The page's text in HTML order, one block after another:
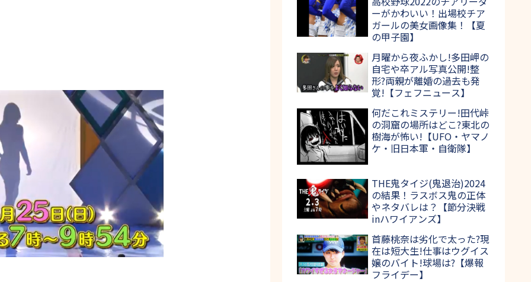
ーがかわいい！出場校チア
ガールの美女画像集！【夏
の甲子園】
月曜から夜ふかし!多田岬の
自宅や卒アル写真公開!整
形?両親が離婚の過去も発
覚!【フェフニュース】
何だこれミステリー!田代峠
の洞窟の場所はどこ?東北の
樹海が怖い!【UFO・ヤマノ
ケ・旧日本軍・自衛隊】
THE鬼タイジ(鬼退治)2024
の結果！ラスボス鬼の正体
やネタバレは？【節分決戦
inハワイアンズ】
首藤桃奈は劣化で太った?現
在は短大生!仕事はウグイス
嬢のバイト!球場は?【爆報
フライデー】